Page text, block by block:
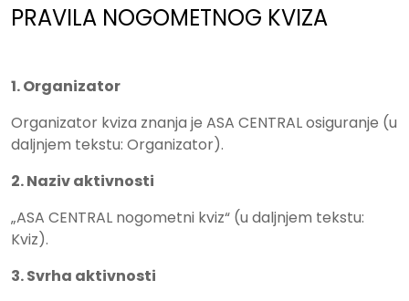
PRAVILA SUDJELOVANJA U
PRAVILA NOGOMETNOG KVIZA
1. Organizator
Organizator kviza znanja je ASA CENTRAL osiguranje (u
daljnjem tekstu: Organizator).
2. Naziv aktivnosti
„ASA CENTRAL nogometni kviz“ (u daljnjem tekstu:
Kviz).
3. Svrha aktivnosti